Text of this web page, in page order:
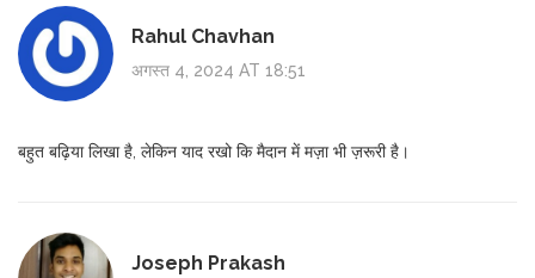
Rahul Chavhan
अगस्त 4, 2024 AT 18:51
बहुत बढ़िया लिखा है, लेकिन याद रखो कि मैदान में मज़ा भी ज़रूरी है।
Joseph Prakash